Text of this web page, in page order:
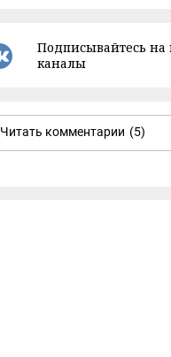
Подписывайтесь
каналы
Читать комментарии (5)